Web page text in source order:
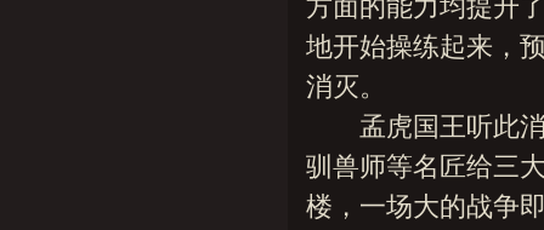
方面的能力均提升
地开始操练起来，
消灭。
孟虎国王听此消
驯兽师等名匠给三
楼，一场大的战争